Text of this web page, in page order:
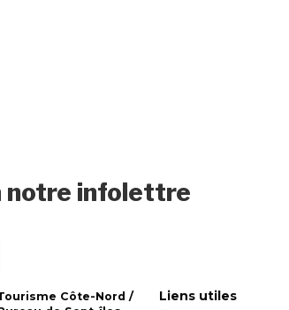
notre infolettre
Côte-Nord /
Liens utiles